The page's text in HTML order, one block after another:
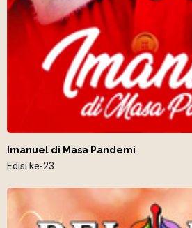
Imanuel di Masa Pandemi
Edisi ke-23